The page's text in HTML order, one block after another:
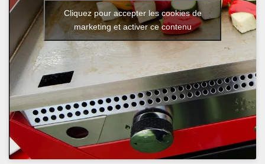
Cliquez pour accepter les cookies de
marketing et activer ce contenu